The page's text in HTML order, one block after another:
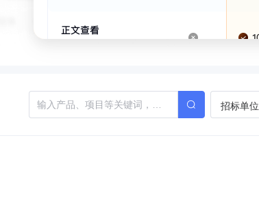
招标单位